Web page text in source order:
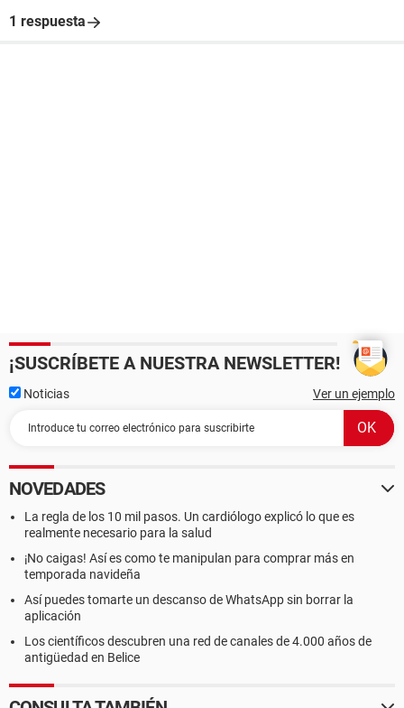
1 respuesta
¡SUSCRÍBETE A NUESTRA NEWSLETTER!
Noticias Ver un ejemplo
NOVEDADES
La regla de los 10 mil pasos. Un cardiólogo explicó lo que es
realmente necesario para la salud
¡No caigas! Así es como te manipulan para comprar más en
temporada navideña
Así puedes tomarte un descanso de WhatsApp sin borrar la
aplicación
Los científicos descubren una red de canales de 4.000 años de
antigüedad en Belice